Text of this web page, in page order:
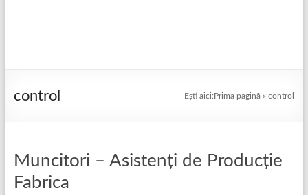
control Ești aici:Prima pagină »control
Muncitori – Asistenți de Producție
Fabrica